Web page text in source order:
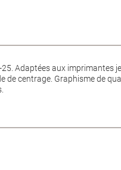
Adaptées aux imprimantes
de centrage. Graphisme de